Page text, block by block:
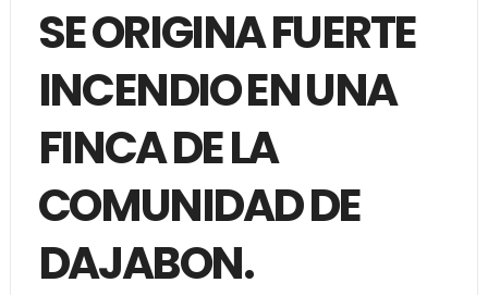
SE ORIGINA FUERTE
INCENDIO EN UNA
FINCA DE LA
COMUNIDAD DE
DAJABON.